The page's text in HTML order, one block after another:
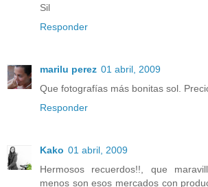
Sil
Responder
marilu perez 01 abril, 2009
Que fotografías más bonitas sol.
Responder
Kako 01 abril, 2009
Hermosos recuerdos!!, que
menos son esos mercados con